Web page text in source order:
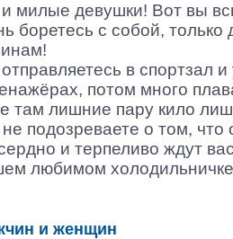
милые девушки! Вот вы
боретесь с собой, только
в спортзал
потом много
там лишние пару кило
подозреваете о том, что
и терпеливо ждут
любимом
и женщин